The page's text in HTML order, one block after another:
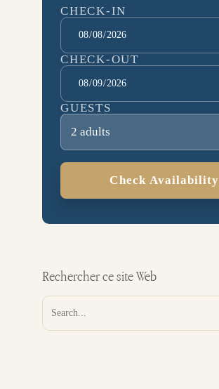
CHECK-IN
CHECK-OUT
GUESTS
2 adults
Check Availability
Rechercher ce site Web